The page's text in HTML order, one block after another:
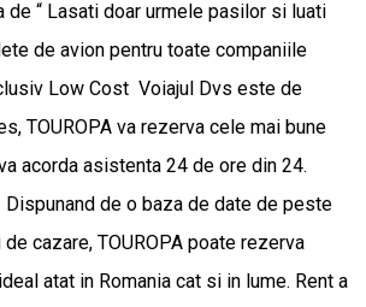
de “ Lasati doar urmele pasilor si luati
de avion pentru toate companiile
Low Cost Voiajul Dvs este de
TOUROPA va rezerva cele mai bune
acorda asistenta 24 de ore din 24.
de o baza de date de peste
cazare, TOUROPA poate rezerva
atat in Romania cat si in lume. Rent a